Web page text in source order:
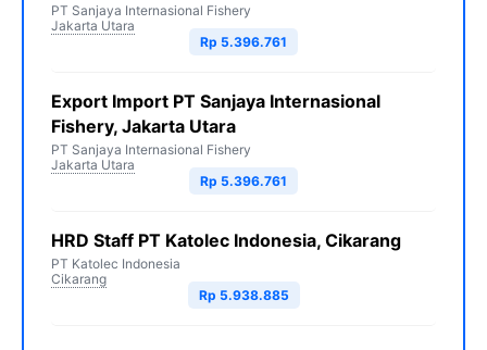
PT Sanjaya Internasional Fishery
Jakarta Utara
Rp 5.396.761
Export Import PT Sanjaya Internasional
Fishery, Jakarta Utara
PT Sanjaya Internasional Fishery
Jakarta Utara
Rp 5.396.761
HRD Staff PT Katolec Indonesia, Cikarang
PT Katolec Indonesia
Cikarang
Rp 5.938.885